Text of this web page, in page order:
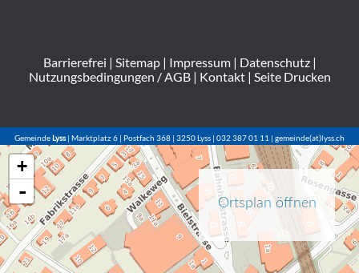
Barrierefrei | Sitemap| Impressum| Datenschutz|
Nutzungsbedingungen / AGB| Kontakt| Seite Drucken
GemeindeLyss| Marktplatz 6 | Postfach 368 | 3250 Lyss | 032 387 01 11 | gemeinde(at)lyss.ch